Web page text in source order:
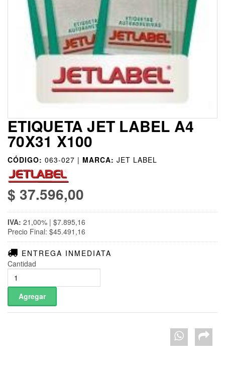
ETIQUETA JET LABEL A4
70X31 X100
CÓDIGO: 063-027 | MARCA: JET LABEL
$ 37.596,00
IVA: 21,00% | $7.895,16
Precio Final: $45.491,16
ENTREGA INMEDIATA
Cantidad